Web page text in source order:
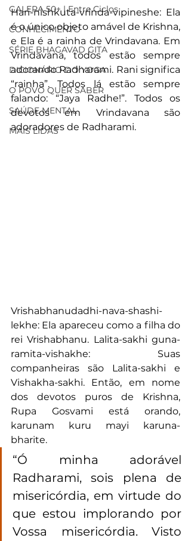
GALERA 50+ | Entre Ciclos
CONHECIMENTO
SÉRIE BHAGAVAD GITA
DICIONÁRIO DO YOGA
O POVO QUER SABER
SAÚDE MENTAL
MAIS LIDAS
Hari-nishkuta-vrinda-vipineshe: Ela
é o único objeto amável de Krishna,
e Ela é a rainha de Vrindavana. Em
Vrindavana, todos estão sempre
adorando Radharami. Rani significa
“rainha”. Todos lá estão sempre
falando: “Jaya Radhe!”. Todos os
devotos em Vrindavana são
adoradores de Radharami.
Vrishabhanudadhi-nava-shashi-
lekhe: Ela apareceu como a filha do
rei Vrishabhanu. Lalita-sakhi guna-
ramita-vishakhe: Suas
companheiras são Lalita-sakhi e
Vishakha-sakhi. Então, em nome
dos devotos puros de Krishna,
Rupa Gosvami está orando,
karunam kuru mayi karuna-
bharite.
“Ó minha adorável
Radharami, sois plena de
misericórdia, em virtude do
que estou implorando por
Vossa misericórdia. Visto